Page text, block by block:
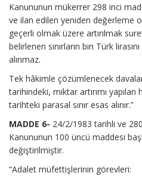
Kanununun mükerrer 298 inci
ve ilan edilen yeniden değerleme
geçerli olmak üzere artırılmak
belirlenen sınırların bin Türk
alınmaz.
Tek hâkimle çözümlenecek
tarihindeki, miktar artırımı yapılan
tarihteki parasal sınır esas alınır.”
MADDE 6- 24/2/1983 tarihli ve
Kanununun 100 üncü maddesi
değiştirilmiştir.
“Adalet müfettişlerinin görevleri: